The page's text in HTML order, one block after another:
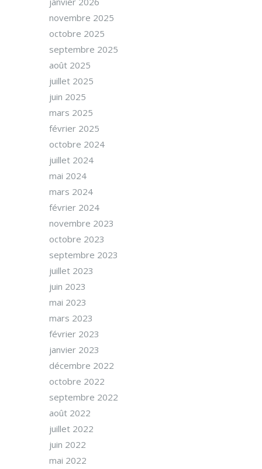
novembre 2025
octobre 2025
septembre 2025
août 2025
juillet 2025
juin 2025
mars 2025
février 2025
octobre 2024
juillet 2024
mai 2024
mars 2024
février 2024
novembre 2023
octobre 2023
septembre 2023
juillet 2023
juin 2023
mai 2023
mars 2023
février 2023
janvier 2023
décembre 2022
octobre 2022
septembre 2022
août 2022
juillet 2022
juin 2022
mai 2022